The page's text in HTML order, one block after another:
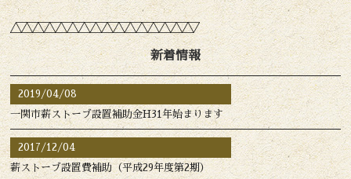
新着情報
2019/04/08
一関市薪ストーブ設置補助金H31年始まります
2017/12/04
薪ストーブ設置費補助（平成29年度第2期）